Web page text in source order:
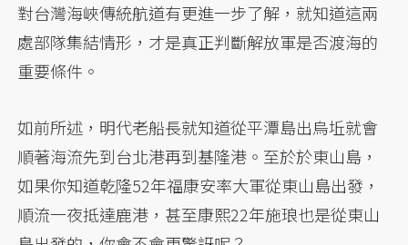
對台灣海峽傳統航道有更進一步了解，就知道這兩
處部隊集結情形，才是真正判斷解放軍是否渡海的
重要條件。
如前所述，明代老船長就知道從平潭島出烏坵就會
順著海流先到台北港再到基隆港。至於於東山島，
如果你知道乾隆52年福康安率大軍從東山島出發，
順流一夜抵達鹿港，甚至康熙22年施琅也是從東山